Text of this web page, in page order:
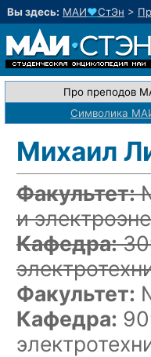
Вы здесь: МАИ♥СтЭн >
Про преподов
Символика
Михаил
Факультет:
и
Кафедра:
Факультет:
Кафедра: